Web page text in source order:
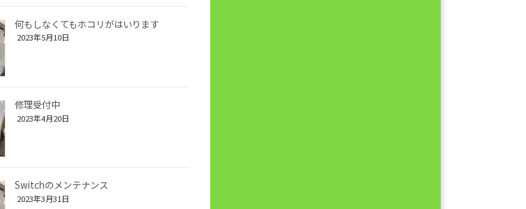
何もしなくてもホコリがはいります
2023年5月10日
修理受付中
2023年4月20日
Switchのメンテナンス
2023年3月31日